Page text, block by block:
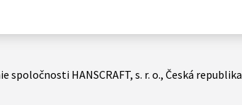
HANSCRAFT, s. r. o., Česká republika